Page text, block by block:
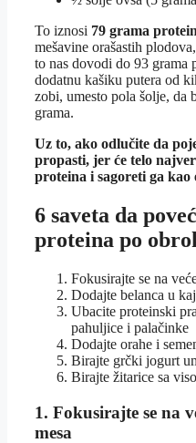
To iznosi 79 grama
mešavine orašastih
to nas dovodi do 93 grama
dodatnu kašiku putera od
zobi, umesto pola šolje,
grama.
Uz to, ako odlučite da
propasti, jer će telo
proteina i sagoreti ga kao
6 saveta da
proteina po
Fokusirajte se na
Dodajte belanca u
Ubacite proteinski
pahuljice i palačinke
Dodajte orahe i
Birajte grčki jogurt
Birajte žitarice sa
1. Fokusirajte se na
mesa